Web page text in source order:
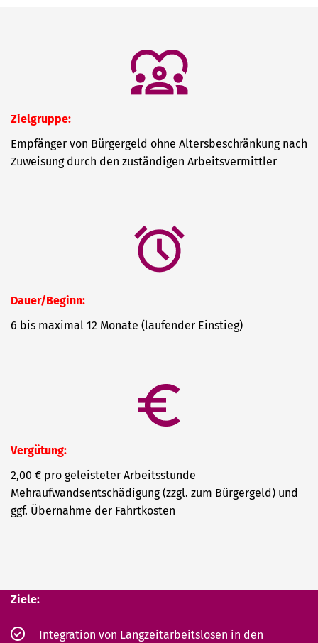
Zielgruppe:
Empfänger von Bürgergeld ohne Altersbeschränkung nach
Zuweisung durch den zuständigen Arbeitsvermittler
Dauer/Beginn:
6 bis maximal 12 Monate (laufender Einstieg)
Vergütung:
2,00 € pro geleisteter Arbeitsstunde
Mehraufwandsentschädigung (zzgl. zum Bürgergeld) und
ggf. Übernahme der Fahrtkosten
Ziele:
Integration von Langzeitarbeitslosen in den